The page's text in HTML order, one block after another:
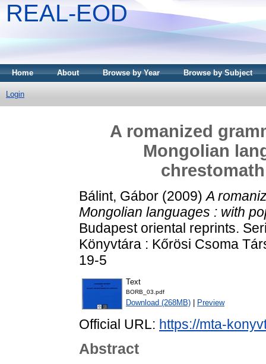
REAL-EOD
Home About Browse by Year Browse by Subject
Login
A romanized
Mongolian
Bálint, Gábor (2009)A
Mongolian languages : with
Budapest oriental reprints.
Könyvtára : Kőrösi Csoma
19-5
Text
BORB_03.pdf
Download (268MB) Preview
Official URL: https://mta-
Abstract